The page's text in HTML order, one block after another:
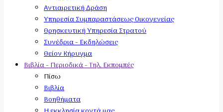
Αντιαιρετική Δράση
Υπηρεσία Συμπαραστάσεως Οικογενείας
Θρησκευτική Υπηρεσία Στρατού
Συνέδρια - Εκδηλώσεις
Θείον Κήρυγμα
Βιβλία - Περιοδικά - Τηλ. Εκπομπές
Πίσω
Βιβλία
Βοηθήματα